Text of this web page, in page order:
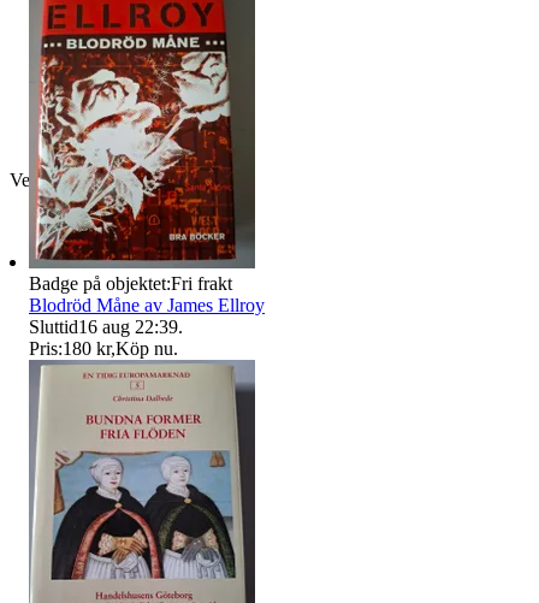
Verifierad
Badge på objektet:Fri frakt
Blodröd Måne av James Ellroy
Sluttid16 aug 22:39.
Pris:180 kr,Köp nu.